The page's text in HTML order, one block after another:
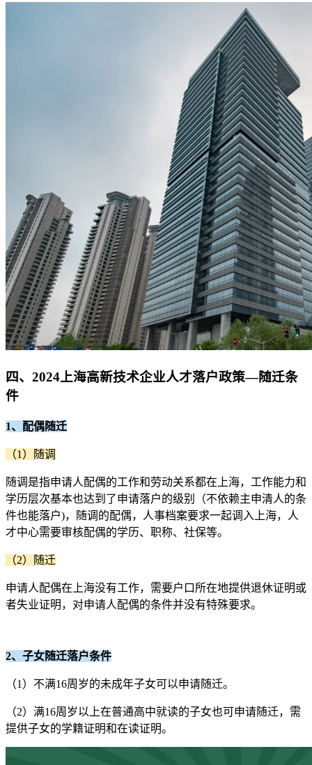
四、2024上海高新技术企业人才落户政策—随迁条
件
1、配偶随迁
（1）随调
随调是指申请人配偶的工作和劳动关系都在上海，工作能力和
学历层次基本也达到了申请落户的级别（不依赖主申清人的条
件也能落户)，随调的配偶，人事档案要求一起调入上海，人
才中心需要审核配偶的学历、职称、社保等。
（2）随迁
申请人配偶在上海没有工作，需要户口所在地提供退休证明或
者失业证明，对申请人配偶的条件并没有特殊要求。
2、子女随迁落户条件
（1）不满16周岁的未成年子女可以申请随迁。
（2）满16周岁以上在普通高中就读的子女也可申请随迁，需
提供子女的学籍证明和在读证明。